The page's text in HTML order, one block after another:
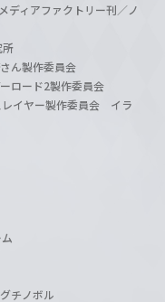
ディアファクトリー刊／ノ
ん製作委員会
ロード2製作委員会
レイヤー製作委員会 イラ
チノボル